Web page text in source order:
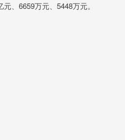
、6659万元、5448万元。